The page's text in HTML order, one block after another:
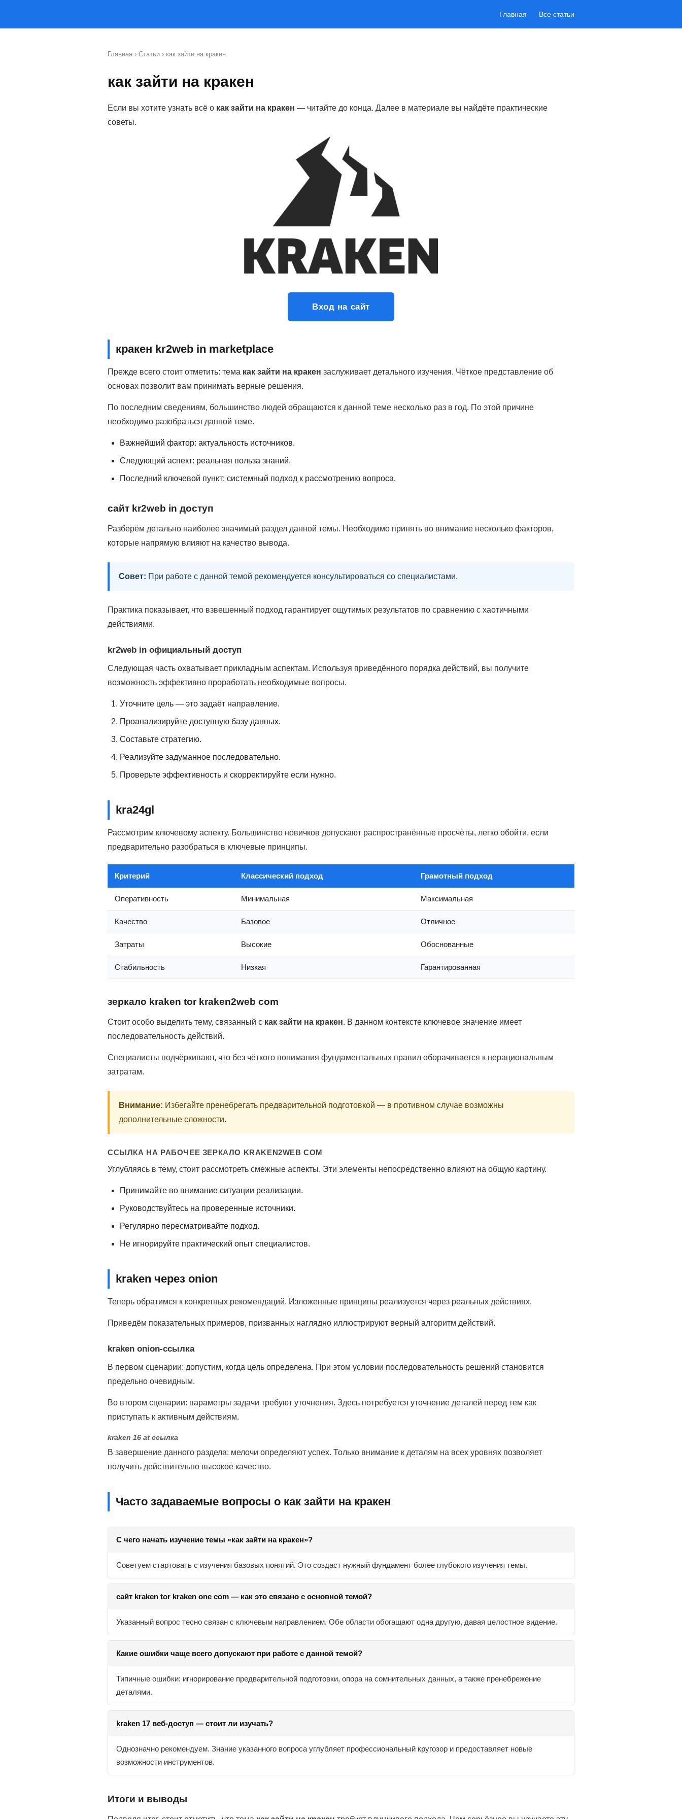
Главная Все статьи
Главная › Статьи › как зайти на кракен
как зайти на кракен
Если вы хотите узнать всё о как зайти на кракен — читайте до конца. Далее в материале вы найдёте практические
советы.
Вход на сайт
кракен kr2web in marketplace
Прежде всего стоит отметить: тема как зайти на кракен заслуживает детального изучения. Чёткое представление об
основах позволит вам принимать верные решения.
По последним сведениям, большинство людей обращаются к данной теме несколько раз в год. По этой причине
необходимо разобраться данной теме.
Важнейший фактор: актуальность источников.
Следующий аспект: реальная польза знаний.
Последний ключевой пункт: системный подход к рассмотрению вопроса.
сайт kr2web in доступ
Разберём детально наиболее значимый раздел данной темы. Необходимо принять во внимание несколько факторов,
которые напрямую влияют на качество вывода.
Совет: При работе с данной темой рекомендуется консультироваться со специалистами.
Практика показывает, что взвешенный подход гарантирует ощутимых результатов по сравнению с хаотичными
действиями.
kr2web in официальный доступ
Следующая часть охватывает прикладным аспектам. Используя приведённого порядка действий, вы получите
возможность эффективно проработать необходимые вопросы.
Уточните цель — это задаёт направление.
Проанализируйте доступную базу данных.
Составьте стратегию.
Реализуйте задуманное последовательно.
Проверьте эффективность и скорректируйте если нужно.
kra24gl
Рассмотрим ключевому аспекту. Большинство новичков допускают распространённые просчёты, легко обойти, если
предварительно разобраться в ключевые принципы.
Критерий Классический подход Грамотный подход
Оперативность Минимальная Максимальная
Качество Базовое Отличное
Затраты Высокие Обоснованные
Стабильность Низкая Гарантированная
зеркало kraken tor kraken2web com
Стоит особо выделить тему, связанный с как зайти на кракен. В данном контексте ключевое значение имеет
последовательность действий.
Специалисты подчёркивают, что без чёткого понимания фундаментальных правил оборачивается к нерациональным
затратам.
Внимание: Избегайте пренебрегать предварительной подготовкой — в противном случае возможны
дополнительные сложности.
ССЫЛКА НА РАБОЧЕЕ ЗЕРКАЛО KRAKEN2WEB COM
Углубляясь в тему, стоит рассмотреть смежные аспекты. Эти элементы непосредственно влияют на общую картину.
Принимайте во внимание ситуации реализации.
Руководствуйтесь на проверенные источники.
Регулярно пересматривайте подход.
Не игнорируйте практический опыт специалистов.
kraken через onion
Теперь обратимся к конкретных рекомендаций. Изложенные принципы реализуется через реальных действиях.
Приведём показательных примеров, призванных наглядно иллюстрируют верный алгоритм действий.
kraken onion-ссылка
В первом сценарии: допустим, когда цель определена. При этом условии последовательность решений становится
предельно очевидным.
Во втором сценарии: параметры задачи требуют уточнения. Здесь потребуется уточнение деталей перед тем как
приступать к активным действиям.
kraken 16 at ссылка
В завершение данного раздела: мелочи определяют успех. Только внимание к деталям на всех уровнях позволяет
получить действительно высокое качество.
Часто задаваемые вопросы о как зайти на кракен
С чего начать изучение темы «как зайти на кракен»?
Советуем стартовать с изучения базовых понятий. Это создаст нужный фундамент более глубокого изучения темы.
сайт kraken tor kraken one com — как это связано с основной темой?
Указанный вопрос тесно связан с ключевым направлением. Обе области обогащают одна другую, давая целостное видение.
Какие ошибки чаще всего допускают при работе с данной темой?
Типичные ошибки: игнорирование предварительной подготовки, опора на сомнительных данных, а также пренебрежение
деталями.
kraken 17 веб-доступ — стоит ли изучать?
Однозначно рекомендуем. Знание указанного вопроса углубляет профессиональный кругозор и предоставляет новые
возможности инструментов.
Итоги и выводы